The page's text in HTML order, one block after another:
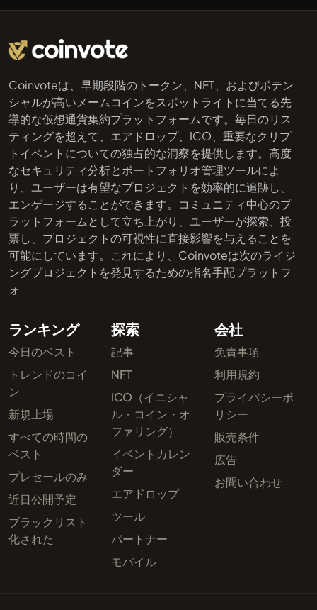
Coinvoteは、早期段階のトークン、NFT、およびポテン
シャルが高いメームコインをスポットライトに当てる先
導的な仮想通貨集約プラットフォームです。毎日のリス
ティングを超えて、エアドロップ、ICO、重要なクリプ
トイベントについての独占的な洞察を提供します。高度
なセキュリティ分析とポートフォリオ管理ツールによ
り、ユーザーは有望なプロジェクトを効率的に追跡し、
エンゲージすることができます。コミュニティ中心のプ
ラットフォームとして立ち上がり、ユーザーが探索、投
票し、プロジェクトの可視性に直接影響を与えることを
可能にしています。これにより、Coinvoteは次のライジ
ングプロジェクトを発見するための指名手配プラットフ
ォ
ランキング
今日のベスト
トレンドのコイ
ン
新規上場
すべての時間の
ベスト
プレセールのみ
近日公開予定
ブラックリスト
化された
探索
記事
NFT
ICO（イニシャ
ル・コイン・オ
ファリング）
イベントカレン
ダー
エアドロップ
ツール
パートナー
モバイル
会社
免責事項
利用規約
プライバシーポ
リシー
販売条件
広告
お問い合わせ